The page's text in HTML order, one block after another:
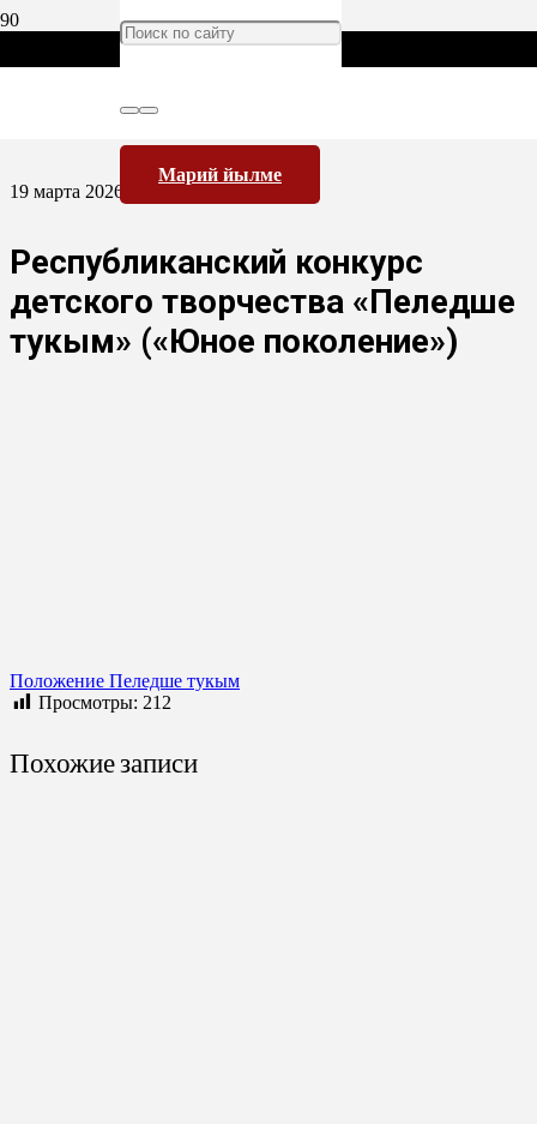
Марий йылме
19 марта 2026
Республиканский конкурс
детского творчества «Пеледше
тукым» («Юное поколение»)
Положение Пеледше тукым
Просмотры: 212
Похожие записи